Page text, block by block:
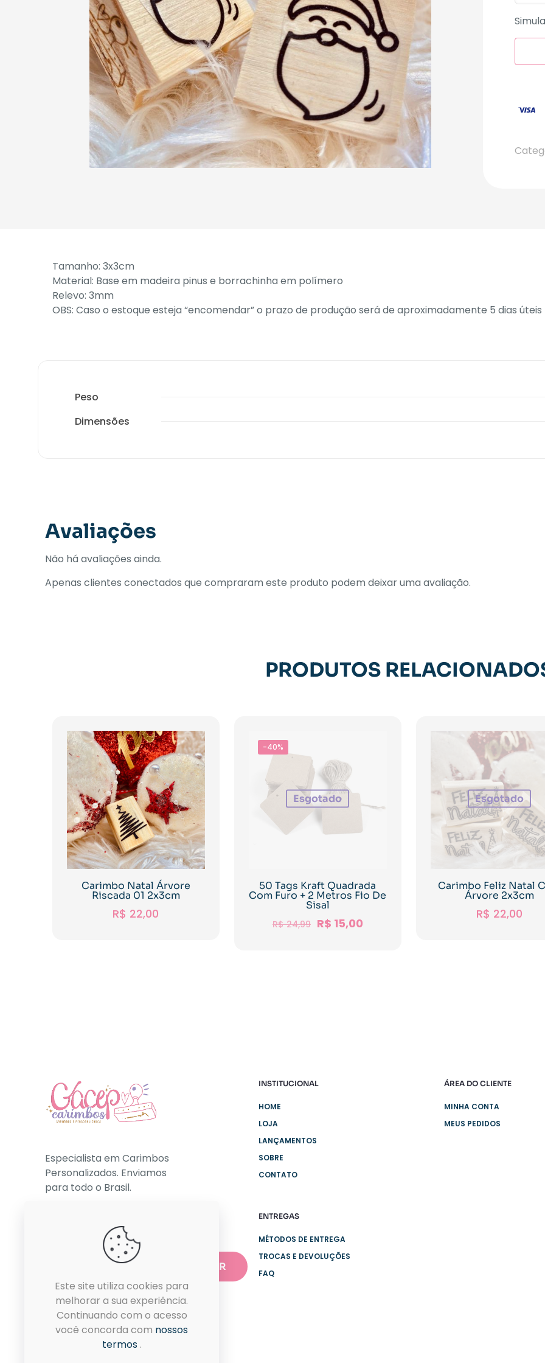
Tamanho: 3x3cm
Material: Base em madeira pinus e borrachinha em polímero
Relevo: 3mm
OBS: Caso o estoque esteja “encomendar” o prazo de produção será de aproximadamente 5 dias úteis
Peso
Dimensões
Avaliações
Não há avaliações ainda.
Apenas clientes conectados que compraram este produto podem deixar uma avaliação.
PRODUTOS
Carimbo Natal Árvore
Riscada 01 2x3cm
R$ 22,00
-40%
Esgotado
50 Tags Kraft Quadrada
Com Furo + 2 Metros Fio De
Sisal
R$24,99 R$ 15,00
Esgotado
Carimbo Feliz Natal
Árvore 2x3cm
R$ 22,00
Especialista em Carimbos
Personalizados. Enviamos
para todo o Brasil.
INSTITUCIONAL
HOME
LOJA
LANÇAMENTOS
SOBRE
CONTATO
ENTREGAS
MÉTODOS DE ENTREGA
TROCAS E DEVOLUÇÕES
FAQ
ÁREA DO CLIENTE
MINHA CONTA
MEUS PEDIDOS
Este site utiliza cookies para
melhorar a sua experiência.
Continuando com o acesso
você concorda com nossos
termos .